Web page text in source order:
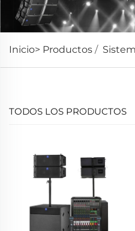
Inicio> Productos /
TODOS LOS PRODUCTOS